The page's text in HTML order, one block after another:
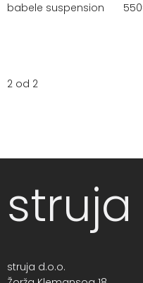
babele suspension 550
2 od 2
struja
struja d.o.o.